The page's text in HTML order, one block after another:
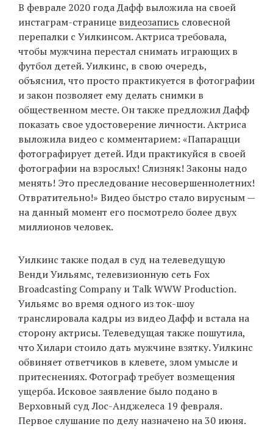
В феврале 2020 года Дафф выложила на своей
инстаграм-странице видеозапись словесной
перепалки с Уилкинсом. Актриса требовала,
чтобы мужчина перестал снимать играющих в
футбол детей. Уилкинс, в свою очередь,
объяснил, что просто практикуется в фотографии
и закон позволяет ему делать снимки в
общественном месте. Он также предложил Дафф
показать свое удостоверение личности. Актриса
выложила видео с комментарием: «Папарацци
фотографирует детей. Иди практикуйся в своей
фотографии на взрослых! Слизняк! Законы надо
менять! Это преследование несовершеннолетних!
Отвратительно!» Видео быстро стало вирусным —
на данный момент его посмотрело более двух
миллионов человек.
Уилкинс также подал в суд на телеведущую
Венди Уильямс, телевизионную сеть Fox
Broadcasting Company и Talk WWW Production.
Уильямс во время одного из ток-шоу
транслировала кадры из видео Дафф и встала на
сторону актрисы. Телеведущая также пошутила,
что Хилари стоило дать мужчине взятку. Уилкинс
обвиняет ответчиков в клевете, злом умысле и
притеснениях. Фотограф требует возмещения
ущерба. Исковое заявление было подано в
Верховный суд Лос-Анджелеса 19 февраля.
Первое слушание по делу назначено на 30 июня.